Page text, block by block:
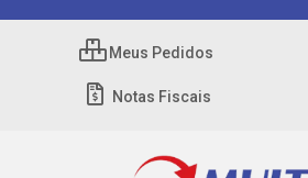
Meus Pedidos
Notas Fiscais